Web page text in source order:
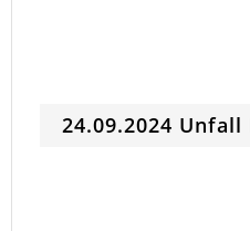
24.09.2024 Unfall